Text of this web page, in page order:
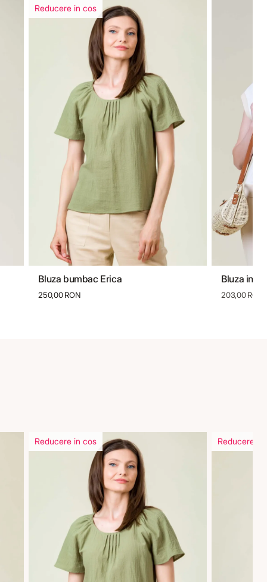
Reducere in cos
36 38 40
Bluza bumbac Erica
250,00 RON
36
Bluza in
203,00 RON
Reducere in cos Reducere in